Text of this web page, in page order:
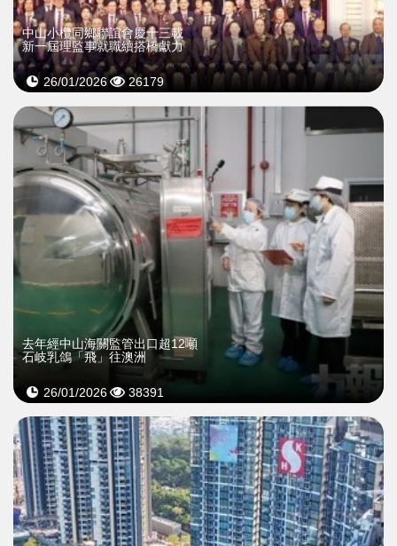
中山小欖同鄉聯誼會慶十三載
新一屆理監事就職續搭橋獻力
26/01/2026 26179
去年經中山海關監管出口超12噸
石岐乳鴿「飛」往澳洲
26/01/2026 38391